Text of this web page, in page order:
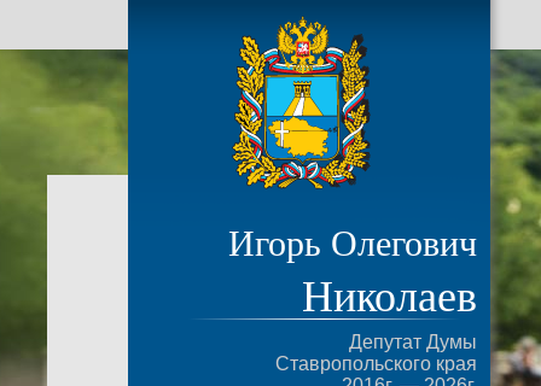
Игорь Олегович
Николаев
Депутат Думы
Ставропольского края